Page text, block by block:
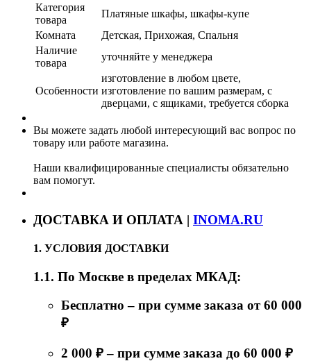
Категория
товара
Платяные шкафы, шкафы-купе
Комната
Детская, Прихожая, Спальня
Наличие
товара
уточняйте у менеджера
Особенности
изготовление в любом цвете,
изготовление по вашим размерам, с
дверцами, с ящиками, требуется сборка
Вы можете задать любой интересующий вас вопрос по
товару или работе магазина.
Наши квалифицированные специалисты обязательно
вам помогут.
ДОСТАВКА И ОПЛАТА | INOMA.RU
1. УСЛОВИЯ ДОСТАВКИ
1.1. По Москве в пределах МКАД:
Бесплатно – при сумме заказа от 60 000
₽
2 000 ₽ – при сумме заказа до 60 000 ₽